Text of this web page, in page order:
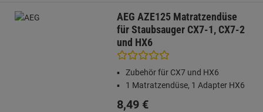
AEG AZE125 Matratzendüse
für Staubsauger CX7-1, CX7-2
und HX6
Zubehör für CX7 und HX6
1 Matratzendüse, 1 Adapter HX6
8,49 €